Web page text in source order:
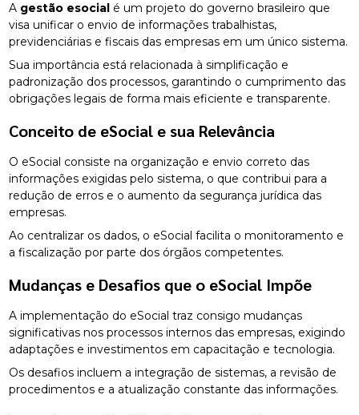
A gestão esocial é um projeto do governo brasileiro que
visa unificar o envio de informações trabalhistas,
previdenciárias e fiscais das empresas em um único sistema.
Sua importância está relacionada à simplificação e
padronização dos processos, garantindo o cumprimento das
obrigações legais de forma mais eficiente e transparente.
Conceito de eSocial e sua Relevância
O eSocial consiste na organização e envio correto das
informações exigidas pelo sistema, o que contribui para a
redução de erros e o aumento da segurança jurídica das
empresas.
Ao centralizar os dados, o eSocial facilita o monitoramento e
a fiscalização por parte dos órgãos competentes.
Mudanças e Desafios que o eSocial Impõe
A implementação do eSocial traz consigo mudanças
significativas nos processos internos das empresas, exigindo
adaptações e investimentos em capacitação e tecnologia.
Os desafios incluem a integração de sistemas, a revisão de
procedimentos e a atualização constante das informações.